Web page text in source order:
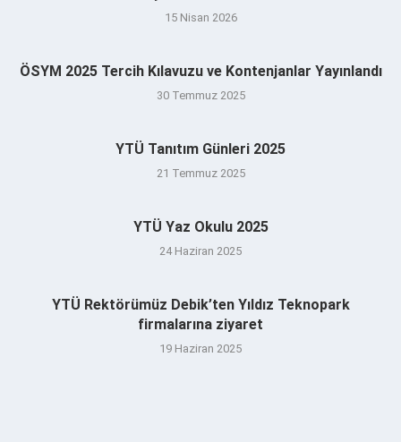
15 Nisan 2026
ÖSYM 2025 Tercih Kılavuzu ve Kontenjanlar Yayınlandı
30 Temmuz 2025
YTÜ Tanıtım Günleri 2025
21 Temmuz 2025
YTÜ Yaz Okulu 2025
24 Haziran 2025
YTÜ Rektörümüz Debik’ten Yıldız Teknopark
firmalarına ziyaret
19 Haziran 2025